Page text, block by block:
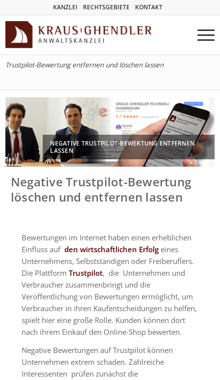
KANZLEI RECHTSGEBIETE KONTAKT
Trustpilot-Bewertung entfernen und löschen lassen
NEGATIVE TRUSTPILOT-BEWERTUNG ENTFERNEN
LASSEN
Negative Trustpilot-Bewertung
löschen und entfernen lassen
Bewertungen im Internet haben einen erheblichen
Einfluss auf den wirtschaftlichen Erfolg eines
Unternehmens, Selbstständigen oder Freiberuflers.
Die PlattformTrustpilot, die Unternehmen und
Verbraucher zusammenbringt und die
Veröffentlichung von Bewertungen ermöglicht, um
Verbraucher in ihren Kaufentscheidungen zu helfen,
spielt hier eine große Rolle. Kunden können dort
nach ihrem Einkauf den Online-Shop bewerten.
Negative Bewertungen auf Trustpilot können
Unternehmen extrem schaden.Zahlreiche
Interessenten prüfen zunächst die